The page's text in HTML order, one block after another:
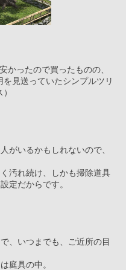
かったので買ったものの、
見送っていたシンプルツリ
がいるかもしれないので、
汚れ続け、しかも掃除道具
定だからです。
、いつまでも、ご近所の目
庭具の中。